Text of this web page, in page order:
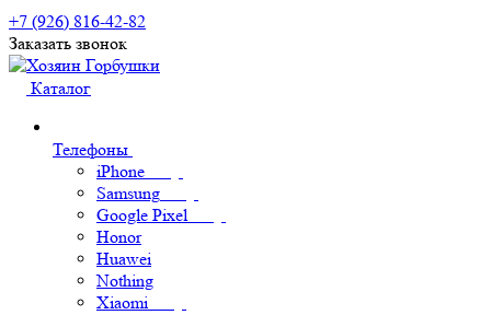
+7 (926) 816-42-82
Заказать звонок
Каталог
Телефоны
iPhone
Samsung
Google Pixel
Honor
Huawei
Nothing
Xiaomi